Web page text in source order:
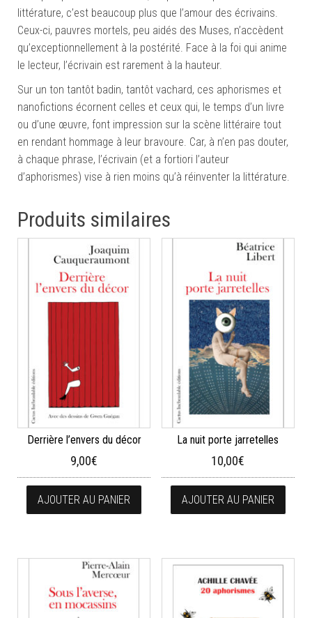
littérature, c’est beaucoup plus que l’amour des écrivains.
Ceux-ci, pauvres mortels, peu aidés des Muses, n’accèdent
qu’exceptionnellement à la postérité. Face à la foi qui anime
le lecteur, l’écrivain est rarement à la hauteur.
Sur un ton tantôt badin, tantôt vachard, ces aphorismes et
nanofictions écornent celles et ceux qui, le temps d’un livre
ou d’une œuvre, font impression sur la scène littéraire tout
en rendant hommage à leur bravoure. Car, à n’en pas douter,
à chaque phrase, l’écrivain (et a fortiori l’auteur
d’aphorismes) vise à rien moins qu’à réinventer la littérature.
Produits similaires
Derrière l’envers du décor
9,00€
AJOUTER AU PANIER
La nuit porte jarretelles
10,00€
AJOUTER AU PANIER